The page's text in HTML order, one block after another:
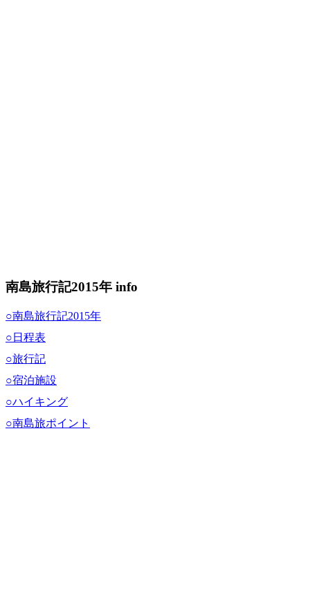
南島旅行記2015年 info
○南島旅行記2015年
○日程表
○旅行記
○宿泊施設
○ハイキング
○南島旅ポイント